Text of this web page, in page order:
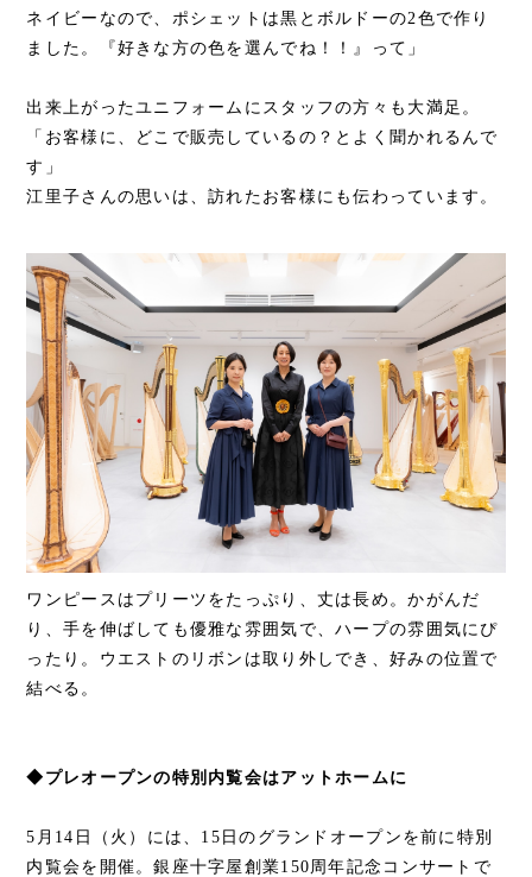
ネイビーなので、ポシェットは黒とボルドーの2色で作り
ました。『好きな方の色を選んでね！！』って」
出来上がったユニフォームにスタッフの方々も大満足。
「お客様に、どこで販売しているの？とよく聞かれるんで
す」
江里子さんの思いは、訪れたお客様にも伝わっています。
ワンピースはプリーツをたっぷり、丈は長め。かがんだ
り、手を伸ばしても優雅な雰囲気で、ハープの雰囲気にぴ
ったり。ウエストのリボンは取り外しでき、好みの位置で
結べる。
◆プレオープンの特別内覧会はアットホームに
5月14日（火）には、15日のグランドオープンを前に特別
内覧会を開催。銀座十字屋創業150周年記念コンサートで